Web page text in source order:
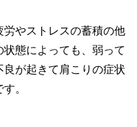
やストレスの蓄積の他
態によっても、弱って
が起きて肩こりの症状
。